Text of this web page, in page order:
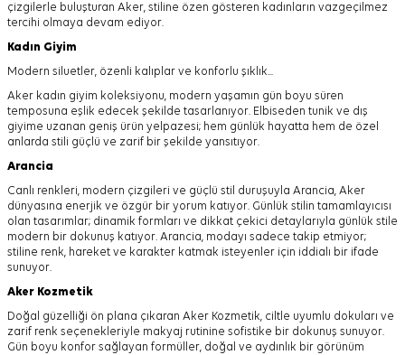
çizgilerle buluşturan Aker, stiline özen gösteren kadınların vazgeçilmez
tercihi olmaya devam ediyor.
Kadın Giyim
Modern siluetler, özenli kalıplar ve konforlu şıklık...
Aker kadın giyim koleksiyonu, modern yaşamın gün boyu süren
temposuna eşlik edecek şekilde tasarlanıyor. Elbiseden tunik ve dış
giyime uzanan geniş ürün yelpazesi; hem günlük hayatta hem de özel
anlarda stili güçlü ve zarif bir şekilde yansıtıyor.
Arancia
Canlı renkleri, modern çizgileri ve güçlü stil duruşuyla Arancia, Aker
dünyasına enerjik ve özgür bir yorum katıyor. Günlük stilin tamamlayıcısı
olan tasarımlar; dinamik formları ve dikkat çekici detaylarıyla günlük stile
modern bir dokunuş katıyor. Arancia, modayı sadece takip etmiyor;
stiline renk, hareket ve karakter katmak isteyenler için iddialı bir ifade
sunuyor.
Aker Kozmetik
Doğal güzelliği ön plana çıkaran Aker Kozmetik, ciltle uyumlu dokuları ve
zarif renk seçenekleriyle makyaj rutinine sofistike bir dokunuş sunuyor.
Gün boyu konfor sağlayan formüller, doğal ve aydınlık bir görünüm